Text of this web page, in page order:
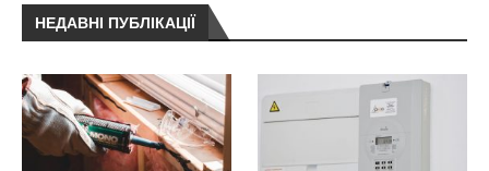
НЕДАВНІ ПУБЛІКАЦІЇ